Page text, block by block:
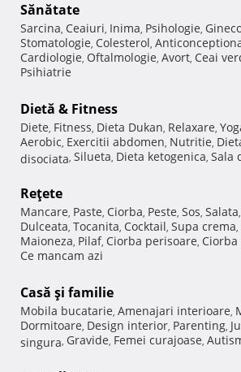
Sănătate
Sarcina, Ceaiuri, Inima, Psihologie,
Stomatologie, Colesterol,
Cardiologie, Oftalmologie, Avort, Ceai
Psihiatrie
Dietă & Fitness
Diete, Fitness, Dieta Dukan, Relaxare,
Aerobic, Exercitii abdomen, Nutritie,
disociata, Silueta, Dieta ketogenica, Sala
Reţete
Mancare, Paste, Ciorba, Peste, Sos, Salata,
Dulceata, Tocanita, Cocktail, Supa crema,
Maioneza, Pilaf, Ciorba perisoare,
Ce mancam azi
Casă şi familie
Mobila bucatarie, Amenajari interioare,
Dormitoare, Design interior, Parenting,
singura, Gravide, Femei curajoase,